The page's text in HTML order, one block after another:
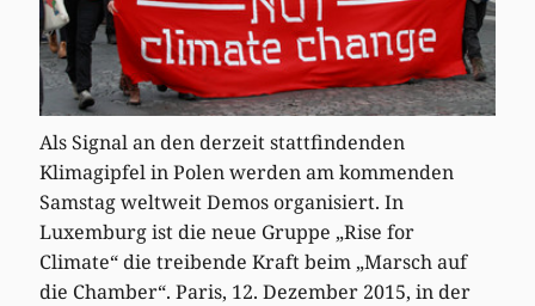
Als Signal an den derzeit stattfindenden
Klimagipfel in Polen werden am kommenden
Samstag weltweit Demos organisiert. In
Luxemburg ist die neue Gruppe „Rise for
Climate“ die treibende Kraft beim „Marsch auf
die Chamber“. Paris, 12. Dezember 2015, in der